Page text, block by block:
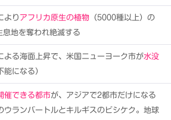
より アフリカ原生の植物 （5000種以上）の
地を奪われ絶滅する
よる海面上昇で、米国ニューヨーク市が水没
能になる）
催できる都市が、アジアで2都市だけになる
ウランバートルとキルギスのビシケク。地球